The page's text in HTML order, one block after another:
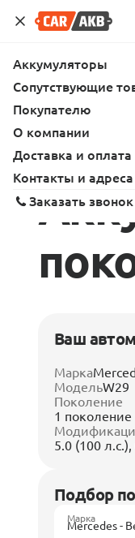
Адреса
Услуги
Главная
Ваш
Марка
МодельW29
Поколение
1 поколение
5.0 (100
Подбор
Марка
Аккумуляторы
Сопутствующие
Покупателю
О компании
Доставка и оплата
Контакты и адреса
Заказать звонок